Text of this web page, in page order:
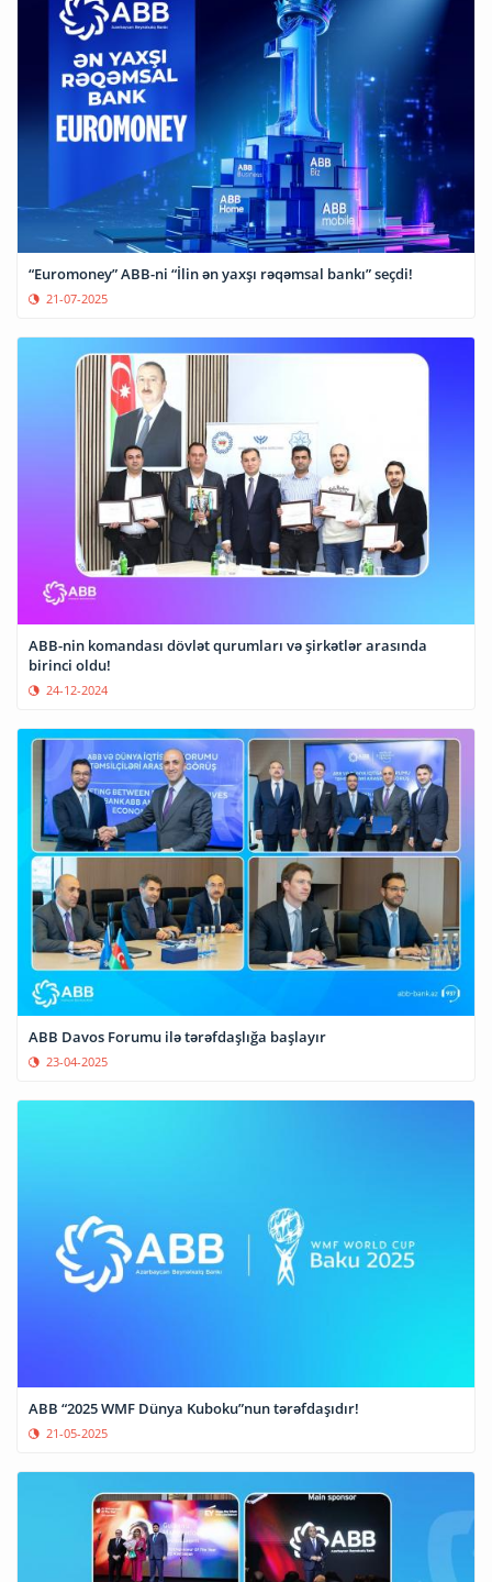
“Euromoney” ABB-ni “İlin ən yaxşı rəqəmsal bankı” seçdi!
21-07-2025
ABB-nin komandası dövlət qurumları və şirkətlər arasında
birinci oldu!
24-12-2024
ABB Davos Forumu ilə tərəfdaşlığa başlayır
23-04-2025
ABB “2025 WMF Dünya Kuboku”nun tərəfdaşıdır!
21-05-2025